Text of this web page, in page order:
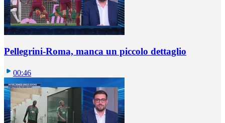
Pellegrini-Roma, manca un piccolo dettaglio
00:46